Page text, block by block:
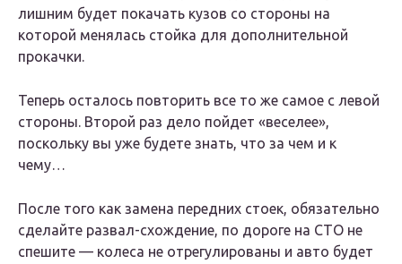
лишним будет покачать кузов со стороны на
которой менялась стойка для дополнительной
прокачки.
Теперь осталось повторить все то же самое с левой
стороны. Второй раз дело пойдет «веселее»,
поскольку вы уже будете знать, что за чем и к
чему…
После того как замена передних стоек, обязательно
сделайте развал-схождение, по дороге на СТО не
спешите — колеса не отрегулированы и авто будет